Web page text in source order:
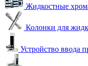
Жидкостные
Колонки для
Устройство ввода